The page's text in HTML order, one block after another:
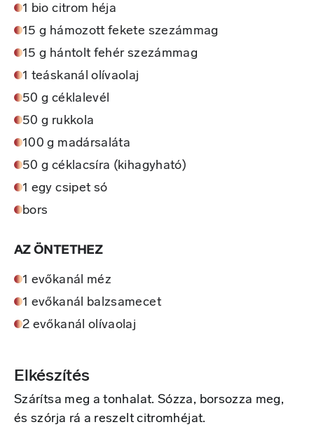
1 bio citrom héja
15 g hámozott fekete szezámmag
15 g hántolt fehér szezámmag
1 teáskanál olívaolaj
50 g céklalevél
50 g rukkola
100 g madársaláta
50 g céklacsíra (kihagyható)
1 egy csipet só
bors
AZ ÖNTETHEZ
1 evőkanál méz
1 evőkanál balzsamecet
2 evőkanál olívaolaj
Elkészítés
Szárítsa meg a tonhalat. Sózza, borsozza meg,
és szórja rá a reszelt citromhéjat.